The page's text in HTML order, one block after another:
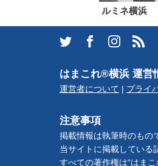
ルミネ横浜
はまこれ®横浜 運営
運営者について プライ
注意事項
掲載情報は執筆時のもの
当サイトに掲載している
すべての著作権は“はま